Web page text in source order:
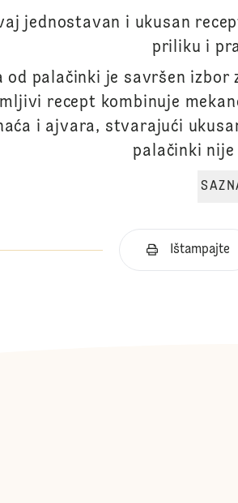
jednostavan i ukusan
priliku i
od palačinki je savršen
recept kombinuje
i ajvara, stvarajući
palačinki
Ištampajte